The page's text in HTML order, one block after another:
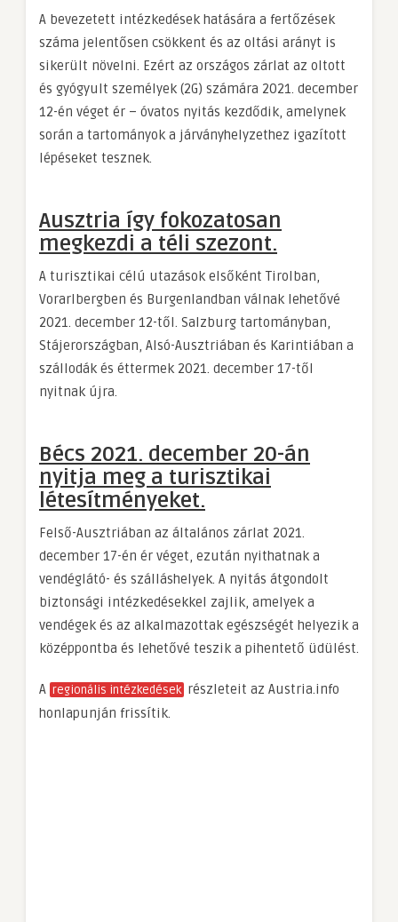
A bevezetett intézkedések hatására a fertőzések
száma jelentősen csökkent és az oltási arányt is
sikerült növelni. Ezért az országos zárlat az oltott
és gyógyult személyek (2G) számára 2021. december
12-én véget ér – óvatos nyitás kezdődik, amelynek
során a tartományok a járványhelyzethez igazított
lépéseket tesznek.
Ausztria így fokozatosan
megkezdi a téli szezont.
A turisztikai célú utazások elsőként Tirolban,
Vorarlbergben és Burgenlandban válnak lehetővé
2021. december 12-től. Salzburg tartományban,
Stájerországban, Alsó-Ausztriában és Karintiában a
szállodák és éttermek 2021. december 17-től
nyitnak újra.
Bécs 2021. december 20-án
nyitja meg a turisztikai
létesítményeket.
Felső-Ausztriában az általános zárlat 2021.
december 17-én ér véget, ezután nyithatnak a
vendéglátó- és szálláshelyek. A nyitás átgondolt
biztonsági intézkedésekkel zajlik, amelyek a
vendégek és az alkalmazottak egészségét helyezik a
középpontba és lehetővé teszik a pihentető üdülést.
A regionális intézkedések részleteit az Austria.info
honlapunján frissítik.